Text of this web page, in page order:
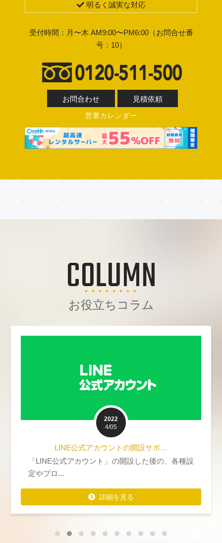
明るく誠実な対応
受付時間：月〜木 AM9:00〜PM6:00（お問合せ番
号：10）
お問合わせ 見積依頼
営業カレンダー
COLUMN
お役立ちコラム
2022
4/05
LINE公式アカウントの開設サポ…
「LINE公式アカウント」の開設した後の、各種設
定やプロ...
詳細を見る
詳細を見る